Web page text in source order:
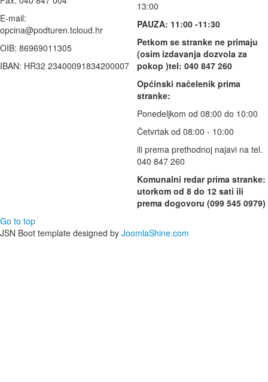
E-mail:
opcina@podturen.tcloud.hr
OIB: 86969011305
IBAN: HR32 23400091834200007
13:00
PAUZA: 11:00 -11:30
Petkom se stranke ne primaju
(osim izdavanja dozvola za
pokop )tel: 040 847 260
Općinski načelenik prima
stranke:
Ponedeljkom od 08:00 do 10:00
Četvrtak od 08:00 - 10:00
ili prema prethodnoj najavi na tel.
040 847 260
Komunalni redar prima stranke:
utorkom od 8 do 12 sati ili
prema dogovoru (099 545 0979)
Go to top
JSN Boot template designed by JoomlaShine.com